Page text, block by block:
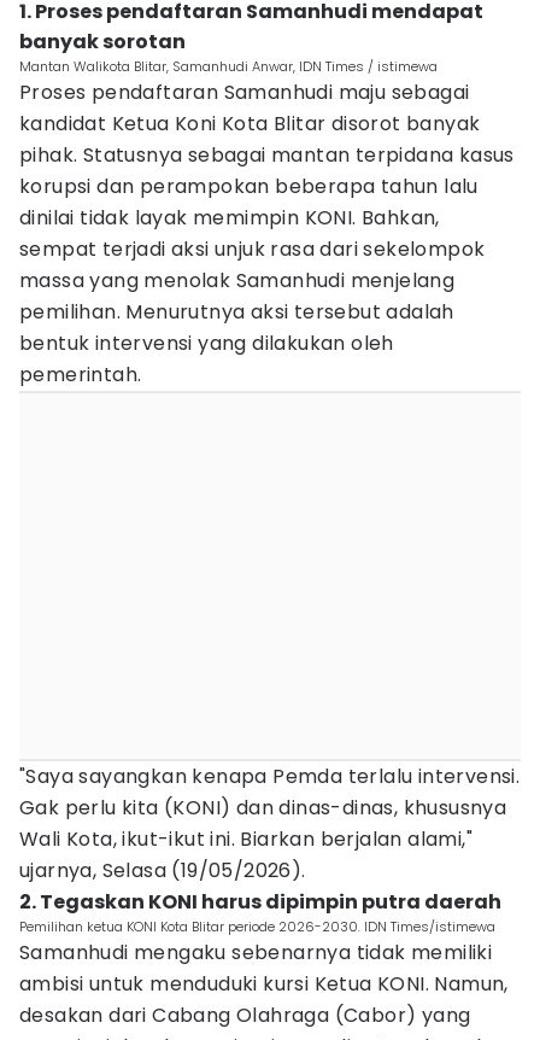
1. Proses pendaftaran Samanhudi mendapat
banyak sorotan
Mantan Walikota Blitar, Samanhudi Anwar, IDN Times / istimewa
Proses pendaftaran Samanhudi maju sebagai
kandidat Ketua Koni Kota Blitar disorot banyak
pihak. Statusnya sebagai mantan terpidana kasus
korupsi dan perampokan beberapa tahun lalu
dinilai tidak layak memimpin KONI. Bahkan,
sempat terjadi aksi unjuk rasa dari sekelompok
massa yang menolak Samanhudi menjelang
pemilihan. Menurutnya aksi tersebut adalah
bentuk intervensi yang dilakukan oleh
pemerintah.
"Saya sayangkan kenapa Pemda terlalu intervensi.
Gak perlu kita (KONI) dan dinas-dinas, khususnya
Wali Kota, ikut-ikut ini. Biarkan berjalan alami,"
ujarnya, Selasa (19/05/2026).
2. Tegaskan KONI harus dipimpin putra daerah
Pemilihan ketua KONI Kota Blitar periode 2026-2030. IDN Times/istimewa
Samanhudi mengaku sebenarnya tidak memiliki
ambisi untuk menduduki kursi Ketua KONI. Namun,
desakan dari Cabang Olahraga (Cabor) yang